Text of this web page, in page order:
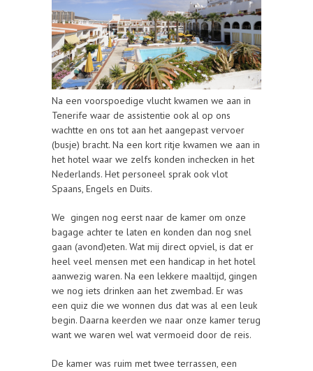
Na een voorspoedige vlucht kwamen we aan in
Tenerife waar de assistentie ook al op ons
wachtte en ons tot aan het aangepast vervoer
(busje) bracht. Na een kort ritje kwamen we aan in
het hotel waar we zelfs konden inchecken in het
Nederlands. Het personeel sprak ook vlot
Spaans, Engels en Duits.
We gingen nog eerst naar de kamer om onze
bagage achter te laten en konden dan nog snel
gaan (avond)eten. Wat mij direct opviel, is dat er
heel veel mensen met een handicap in het hotel
aanwezig waren. Na een lekkere maaltijd, gingen
we nog iets drinken aan het zwembad. Er was
een quiz die we wonnen dus dat was al een leuk
begin. Daarna keerden we naar onze kamer terug
want we waren wel wat vermoeid door de reis.
De kamer was ruim met twee terrassen, een